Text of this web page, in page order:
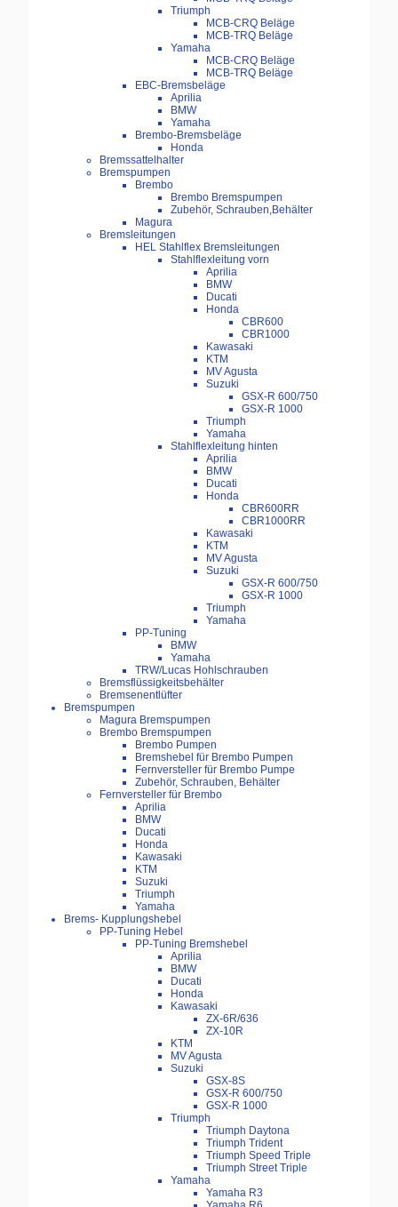
Triumph
MCB-CRQ Beläge
MCB-TRQ Beläge
Yamaha
MCB-CRQ Beläge
MCB-TRQ Beläge
EBC-Bremsbeläge
Aprilia
BMW
Yamaha
Brembo-Bremsbeläge
Honda
Bremssattelhalter
Bremspumpen
Brembo
Brembo Bremspumpen
Zubehör, Schrauben,Behälter
Magura
Bremsleitungen
HEL Stahlflex Bremsleitungen
Stahlflexleitung vorn
Aprilia
BMW
Ducati
Honda
CBR600
CBR1000
Kawasaki
KTM
MV Agusta
Suzuki
GSX-R 600/750
GSX-R 1000
Triumph
Yamaha
Stahlflexleitung hinten
Aprilia
BMW
Ducati
Honda
CBR600RR
CBR1000RR
Kawasaki
KTM
MV Agusta
Suzuki
GSX-R 600/750
GSX-R 1000
Triumph
Yamaha
PP-Tuning
BMW
Yamaha
TRW/Lucas Hohlschrauben
Bremsflüssigkeitsbehälter
Bremsenentlüfter
Bremspumpen
Magura Bremspumpen
Brembo Bremspumpen
Brembo Pumpen
Bremshebel für Brembo Pumpen
Fernversteller für Brembo Pumpe
Zubehör, Schrauben, Behälter
Fernversteller für Brembo
Aprilia
BMW
Ducati
Honda
Kawasaki
KTM
Suzuki
Triumph
Yamaha
Brems- Kupplungshebel
PP-Tuning Hebel
PP-Tuning Bremshebel
Aprilia
BMW
Ducati
Honda
Kawasaki
ZX-6R/636
ZX-10R
KTM
MV Agusta
Suzuki
GSX-8S
GSX-R 600/750
GSX-R 1000
Triumph
Triumph Daytona
Triumph Trident
Triumph Speed Triple
Triumph Street Triple
Yamaha
Yamaha R3